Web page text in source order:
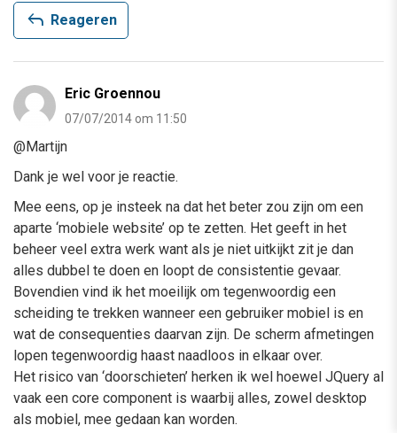
reply Reageren
Eric Groennou
07/07/2014 om 11:50
@Martijn
Dank je wel voor je reactie.
Mee eens, op je insteek na dat het beter zou zijn om een
aparte ‘mobiele website’ op te zetten. Het geeft in het
beheer veel extra werk want als je niet uitkijkt zit je dan
alles dubbel te doen en loopt de consistentie gevaar.
Bovendien vind ik het moeilijk om tegenwoordig een
scheiding te trekken wanneer een gebruiker mobiel is en
wat de consequenties daarvan zijn. De scherm afmetingen
lopen tegenwoordig haast naadloos in elkaar over.
Het risico van ‘doorschieten’ herken ik wel hoewel JQuery al
vaak een core component is waarbij alles, zowel desktop
als mobiel, mee gedaan kan worden.